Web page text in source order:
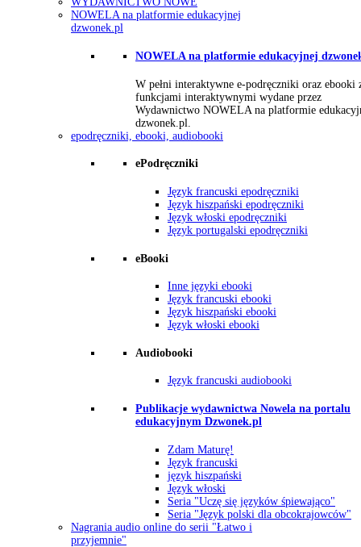
NOWELA na platformie edukacyjnej
dzwonek.pl
NOWELA na platformie edukacyjnej
W pełni interaktywne e-podręczniki oraz ebooki
funkcjami interaktywnymi wydane przez
Wydawnictwo NOWELA na platformie
dzwonek.pl.
epodręczniki, ebooki, audiobooki
ePodręczniki
Język francuski epodręczniki
Język hiszpański epodręczniki
Język włoski epodręczniki
Język portugalski epodręczniki
eBooki
Inne języki ebooki
Język francuski ebooki
Język hiszpański ebooki
Język włoski ebooki
Audiobooki
Język francuski audiobooki
Publikacje wydawnictwa Nowela na portalu
edukacyjnym Dzwonek.pl
Zdam Maturę!
Język francuski
język hiszpański
Język włoski
Seria "Uczę się języków śpiewająco"
Seria "Język polski dla obcokrajowców"
Nagrania audio online do serii "Łatwo i
przyjemnie"